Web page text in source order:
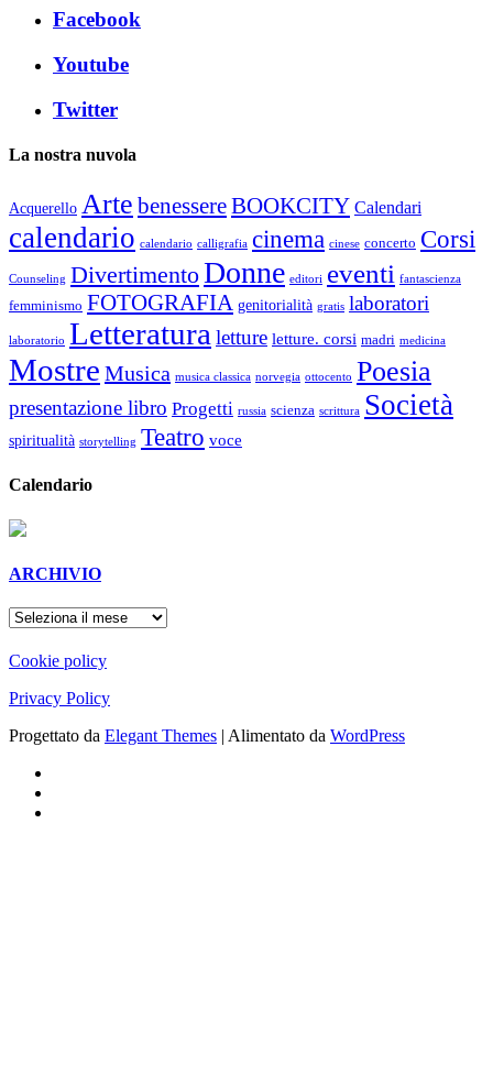
Facebook
Youtube
Twitter
La nostra nuvola
Acquerello Arte benessereBOOKCITY Calendari
calendario calendario calligrafia cinema cinese concerto Corsi
Counseling DivertimentoDonne editori eventi fantascienza
femminismo FOTOGRAFIA genitorialità gratis laboratori
laboratorio Letteratura letture letture. corsi madri medicina
Mostre Musica musica classica norvegia ottocento Poesia
presentazione libro Progetti russia scienza scrittura Società
spiritualità storytelling Teatro voce
Calendario
ARCHIVIO
ARCHIVIO
Cookie policy
Privacy Policy
Progettato da Elegant Themes | Alimentato da WordPress